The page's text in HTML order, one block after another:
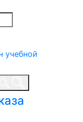
учебной